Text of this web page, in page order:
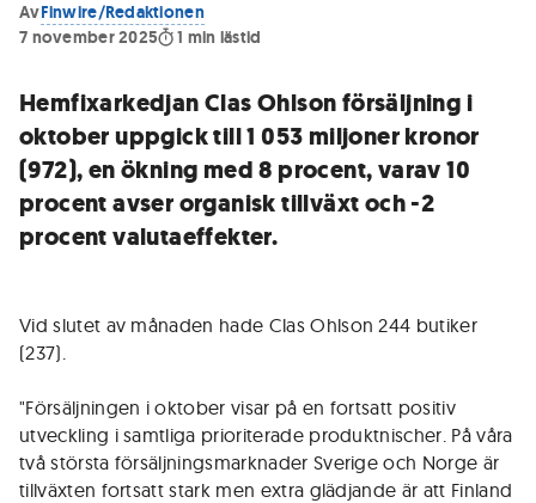
AvFinwire/Redaktionen
7 november 2025
1 min lästid
Hemfixarkedjan Clas Ohlson försäljning i
oktober uppgick till 1 053 miljoner kronor
(972), en ökning med 8 procent, varav 10
procent avser organisk tillväxt och -2
procent valutaeffekter.
Vid slutet av månaden hade Clas Ohlson 244 butiker
(237).
"Försäljningen i oktober visar på en fortsatt positiv
utveckling i samtliga prioriterade produktnischer. På våra
två största försäljningsmarknader Sverige och Norge är
tillväxten fortsatt stark men extra glädjande är att Finland